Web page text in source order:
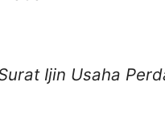
Ijin Usaha